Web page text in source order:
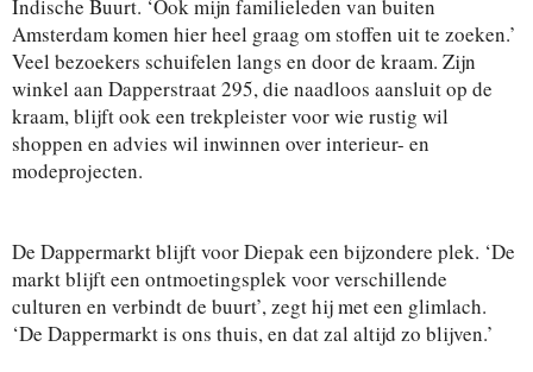
Indische Buurt. ‘Ook mijn familieleden van buiten
Amsterdam komen hier heel graag om stoffen uit te zoeken.’
Veel bezoekers schuifelen langs en door de kraam. Zijn
winkel aan Dapperstraat 295, die naadloos aansluit op de
kraam, blijft ook een trekpleister voor wie rustig wil
shoppen en advies wil inwinnen over interieur- en
modeprojecten.
De Dappermarkt blijft voor Diepak een bijzondere plek. ‘De
markt blijft een ontmoetingsplek voor verschillende
culturen en verbindt de buurt’, zegt hij met een glimlach.
‘De Dappermarkt is ons thuis, en dat zal altijd zo blijven.’